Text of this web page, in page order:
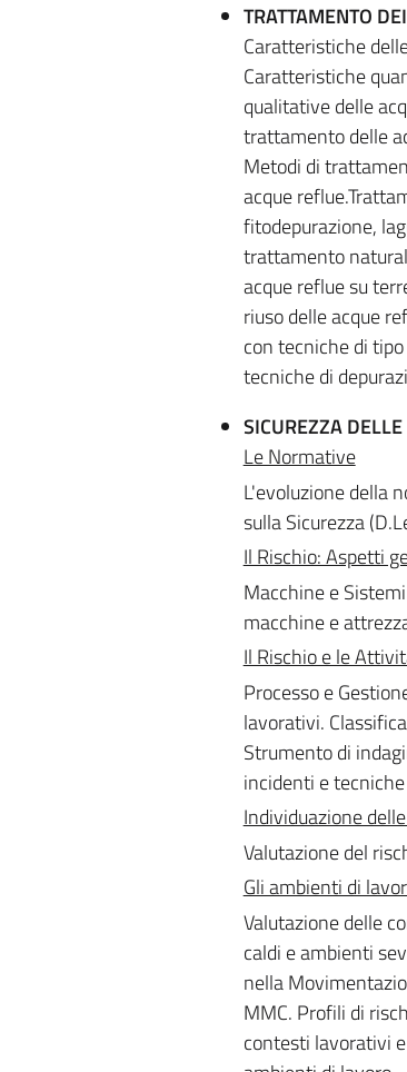
TRATTAMENTO
Caratteristiche
Caratteristiche
qualitative delle
trattamento delle
Metodi di
acque
fitodepurazione,
trattamento
acque reflue su
riuso delle acque
con tecniche di
tecniche di
SICUREZZA
Le Normative
L'evoluzione della
sulla Sicurezza
Il Rischio: Aspetti
Macchine e
macchine e
Il Rischio e le
Processo e
lavorativi.
Strumento di
incidenti e
Individuazione
Valutazione del
Gli ambienti di
Valutazione delle
caldi e ambienti
nella
MMC. Profili di
contesti lavorativi